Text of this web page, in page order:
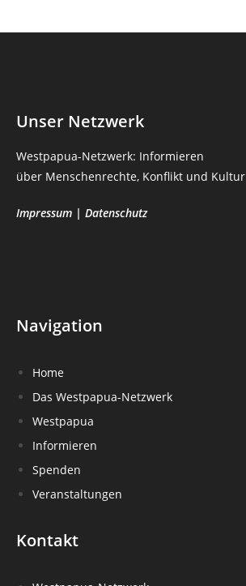
Unser Netzwerk
Westpapua-Netzwerk: Informieren
über Menschenrechte, Konflikt und Kultur
Impressum | Datenschutz
Navigation
Home
Das Westpapua-Netzwerk
Westpapua
Informieren
Spenden
Veranstaltungen
Kontakt